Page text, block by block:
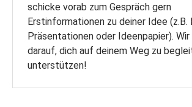
schicke vorab zum Gespräch gern
Erstinformationen zu deiner Idee (z.B.
Präsentationen oder Ideenpapier).
darauf, dich auf deinem Weg zu
unterstützen!